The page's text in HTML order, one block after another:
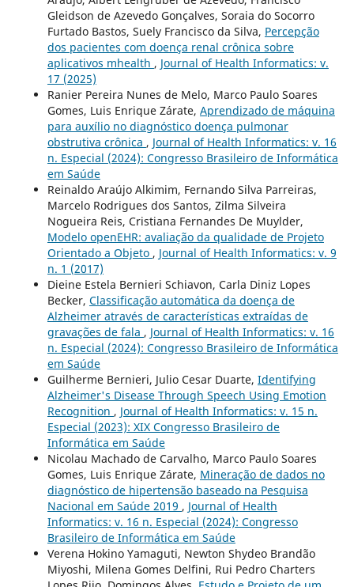
Gleidson de Azevedo Gonçalves, Soraia do Socorro
Furtado Bastos, Suely Francisco da Silva, Percepção
dos pacientes com doença renal crônica sobre
aplicativos mhealth , Journal of Health Informatics: v.
17 (2025)
Ranier Pereira Nunes de Melo, Marco Paulo Soares
Gomes, Luis Enrique Zárate, Aprendizado de máquina
para auxílio no diagnóstico doença pulmonar
obstrutiva crônica , Journal of Health Informatics: v. 16
n. Especial (2024): Congresso Brasileiro de Informática
em Saúde
Reinaldo Araújo Alkimim, Fernando Silva Parreiras,
Marcelo Rodrigues dos Santos, Zilma Silveira
Nogueira Reis, Cristiana Fernandes De Muylder,
Modelo openEHR: avaliação da qualidade de Projeto
Orientado a Objeto , Journal of Health Informatics: v. 9
n. 1 (2017)
Dieine Estela Bernieri Schiavon, Carla Diniz Lopes
Becker, Classificação automática da doença de
Alzheimer através de características extraídas de
gravações de fala , Journal of Health Informatics: v. 16
n. Especial (2024): Congresso Brasileiro de Informática
em Saúde
Guilherme Bernieri, Julio Cesar Duarte, Identifying
Alzheimer's Disease Through Speech Using Emotion
Recognition , Journal of Health Informatics: v. 15 n.
Especial (2023): XIX Congresso Brasileiro de
Informática em Saúde
Nicolau Machado de Carvalho, Marco Paulo Soares
Gomes, Luis Enrique Zárate, Mineração de dados no
diagnóstico de hipertensão baseado na Pesquisa
Nacional em Saúde 2019 , Journal of Health
Informatics: v. 16 n. Especial (2024): Congresso
Brasileiro de Informática em Saúde
Verena Hokino Yamaguti, Newton Shydeo Brandão
Miyoshi, Milena Gomes Delfini, Rui Pedro Charters